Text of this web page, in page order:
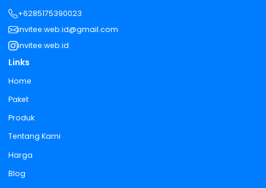
+6285175390023
invitee.web.id@gmail.com
invitee.web.id
Links
Home
Paket
Produk
Tentang Kami
Harga
Blog